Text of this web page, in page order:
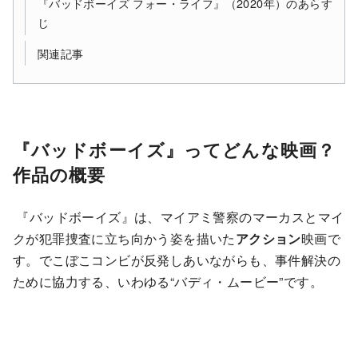
じ
関連記事
『バッドボーイズ』ってどんな映画？
作品の概要
『バッドボーイズ』は、マイアミ警察のマーカスとマイ
クが犯罪捜査に立ち向かう姿を描いたアクション映画で
す。でこぼこコンビが反発しあいながらも、事件解決の
ために協力する、いわゆる“バディ・ムービー”です。